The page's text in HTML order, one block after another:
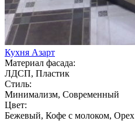
Кухня Азарт
Материал фасада:
ЛДСП, Пластик
Стиль:
Минимализм, Современный
Цвет:
Бежевый, Кофе с молоком, Орех